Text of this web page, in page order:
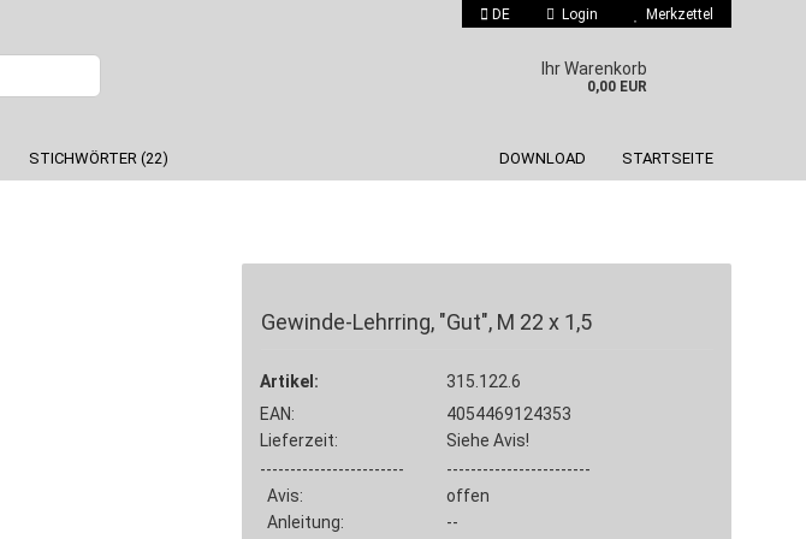
DE Login
Passwort vergessen?
Merkzettel
Ihr Warenkorb
0,00 EUR
STICHWÖRTER (22) DOWNLOAD STARTSEITE
Gewinde-Lehrring, "Gut", M 22 x 1,5
Artikel:
315.122.6
EAN:
4054469124353
Lieferzeit:
Siehe Avis!
------------------------
------------------------
Avis:
offen
Anleitung:
--